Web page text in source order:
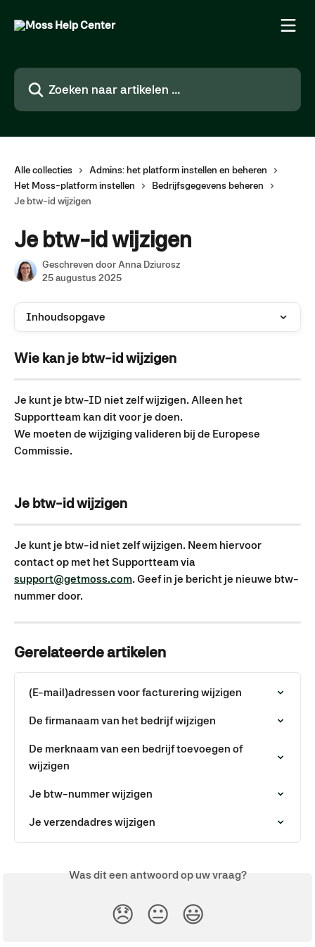
Zoeken naar artikelen ...
Alle collecties
Admins: het platform instellen en beheren
Het Moss-platform instellen
Bedrijfsgegevens beheren
Je btw-id wijzigen
Je btw-id wijzigen
Geschreven door Anna Dziurosz
25 augustus 2025
Inhoudsopgave
Wie kan je btw-id wijzigen
Je kunt je btw-ID niet zelf wijzigen. Alleen het
Supportteam kan dit voor je doen.
We moeten de wijziging valideren bij de Europese
Commissie.
Je btw-id wijzigen
Je kunt je btw-id niet zelf wijzigen. Neem hiervoor
contact op met het Supportteam via
support@getmoss.com. Geef in je bericht je nieuwe btw-
nummer door.
Gerelateerde artikelen
(E-mail)adressen voor facturering wijzigen
De firmanaam van het bedrijf wijzigen
De merknaam van een bedrijf toevoegen of
wijzigen
Je btw-nummer wijzigen
Je verzendadres wijzigen
Was dit een antwoord op uw vraag?
😞 😐 😃